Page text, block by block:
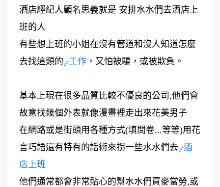
酒店經紀人顧名思義就是 安排水水們去酒店上
班的人
有些想上班的小姐在沒有管道和沒人知道怎麼
去找這類的
工作 ，又怕被騙，或被欺負。
基本上現在很多品質比較不優良的公司,他們會
故意找幾個外表就像漫畫裡走出來花美男子
在網路或是街頭用各種方式(填問卷...等等)用花
言巧語還有特有的話術來拐一些水水們去 酒
店上班
他們通常都會非常貼心的幫水水們買麥當勞,或